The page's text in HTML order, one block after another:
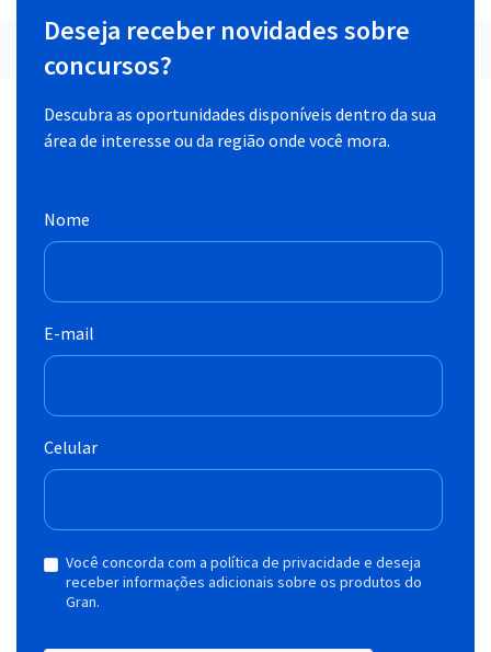
Deseja receber novidades sobre
concursos?
Descubra as oportunidades disponíveis dentro da sua
área de interesse ou da região onde você mora.
Nome
E-mail
Celular
Você concorda com a política de privacidade e deseja
receber informações adicionais sobre os produtos do
Gran.